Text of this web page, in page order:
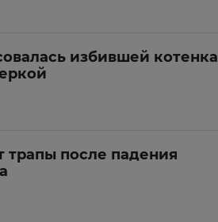
избившей котенка
трапы после падения